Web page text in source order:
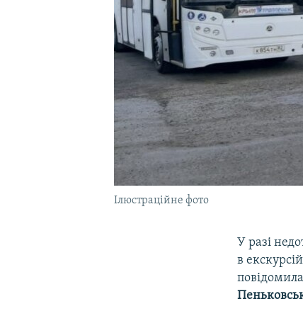
Ілюстраційне фото
У разі
в